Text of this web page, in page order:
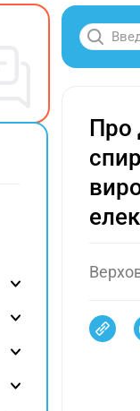
Про